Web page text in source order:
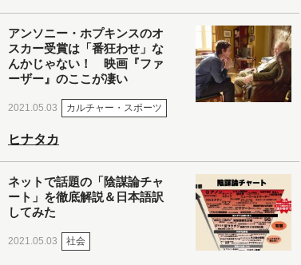
アンソニー・ホプキンスのオ
スカー受賞は「番狂わせ」な
んかじゃない！ 映画『ファ
ーザー』のここが凄い
2021.05.03 カルチャー・スポーツ
ヒナタカ
ネットで話題の「陰謀論チャ
ート」を徹底解説＆日本語訳
してみた
2021.05.03 社会